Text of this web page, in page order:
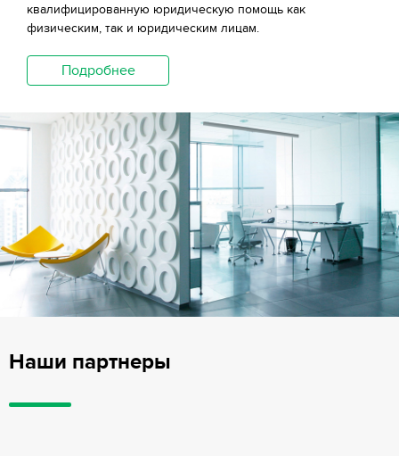
квалифицированную юридическую помощь как
физическим, так и юридическим лицам.
Подробнее
Наши партнеры